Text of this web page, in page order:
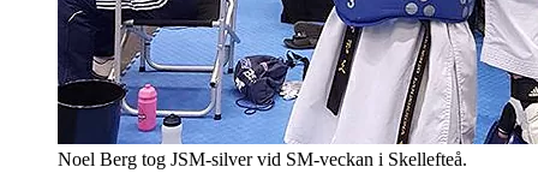
Noel Berg tog JSM-silver vid SM-veckan i Skellefteå.